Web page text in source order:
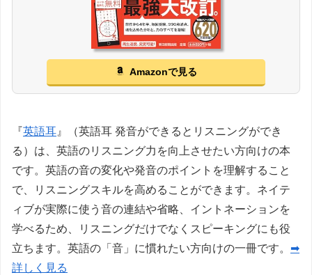
Amazonで見る
『英語耳 』（英語耳 発音ができるとリスニングができ
る）は、英語のリスニング力を向上させたい方向けの本
です。英語の音の変化や発音のポイントを理解すること
で、リスニングスキルを高めることができます。ネイテ
ィブが実際に使う音の連結や省略、イントネーションを
学べるため、リスニングだけでなくスピーキングにも役
立ちます。英語の「音」に慣れたい方向けの一冊です。 ➡
詳しく見る